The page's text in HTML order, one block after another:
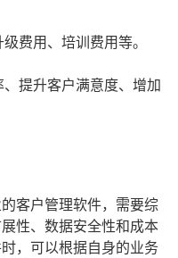
费用、培训费用等。
提升客户满意度、增加
客户管理软件，需要综
性、数据安全性和成本
，可以根据自身的业务